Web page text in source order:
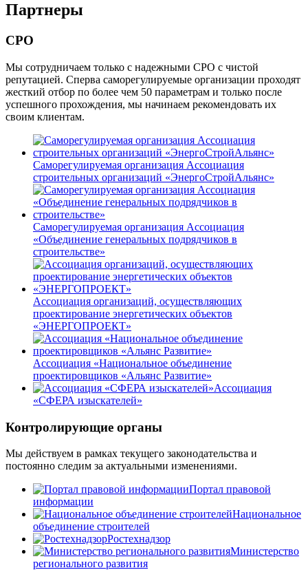
Партнеры
СРО
Мы сотрудничаем только с надежными СРО с чистой
репутацией. Сперва саморегулируемые организации проходят
жесткий отбор по более чем 50 параметрам и только после
успешного прохождения, мы начинаем рекомендовать их
своим клиентам.
Саморегулируемая организация Ассоциация
строительных организаций «ЭнергоСтройАльянс»
Саморегулируемая организация Ассоциация
«Объединение генеральных подрядчиков в
строительстве»
Ассоциация организаций, осуществляющих
проектирование энергетических объектов
«ЭНЕРГОПРОЕКТ»
Ассоциация «Национальное объединение
проектировщиков «Альянс Развитие»
Ассоциация
«СФЕРА изыскателей»
Контролирующие органы
Мы действуем в рамках текущего законодательства и
постоянно следим за актуальными изменениями.
Портал правовой
информации
Национальное
объединение строителей
Ростехнадзор
Министерство
регионального развития